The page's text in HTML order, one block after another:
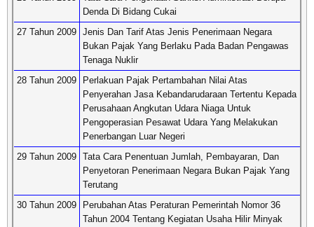
Denda Di Bidang Cukai
27 Tahun 2009 Jenis Dan Tarif Atas Jenis Penerimaan Negara
Bukan Pajak Yang Berlaku Pada Badan Pengawas
Tenaga Nuklir
28 Tahun 2009
Perlakuan Pajak Pertambahan Nilai Atas
Penyerahan Jasa Kebandarudaraan Tertentu Kepada
Perusahaan Angkutan Udara Niaga Untuk
Pengoperasian Pesawat Udara Yang Melakukan
Penerbangan Luar Negeri
29 Tahun 2009 Tata Cara Penentuan Jumlah, Pembayaran, Dan
Penyetoran Penerimaan Negara Bukan Pajak Yang
Terutang
30 Tahun 2009
Perubahan Atas Peraturan Pemerintah Nomor 36
Tahun 2004 Tentang Kegiatan Usaha Hilir Minyak